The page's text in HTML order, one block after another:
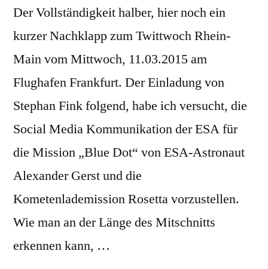
Der Vollständigkeit halber, hier noch ein
kurzer Nachklapp zum Twittwoch Rhein-
Main vom Mittwoch, 11.03.2015 am
Flughafen Frankfurt. Der Einladung von
Stephan Fink folgend, habe ich versucht, die
Social Media Kommunikation der ESA für
die Mission „Blue Dot“ von ESA-Astronaut
Alexander Gerst und die
Kometenlademission Rosetta vorzustellen.
Wie man an der Länge des Mitschnitts
erkennen kann, …